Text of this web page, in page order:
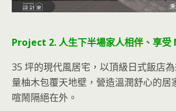
Project 2. 人生下半場家人相伴、享
35 坪的現代風居宅，以頂級日式飯店
量柚木包覆天地壁，營造溫潤舒心的居
喧鬧隔絕在外。